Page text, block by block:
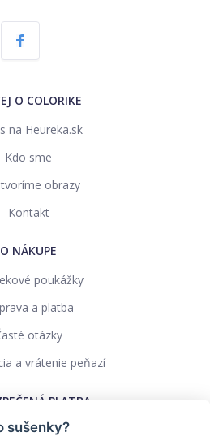
O COLORIKE
na Heureka.sk
Kdo sme
obrazy
Kontakt
O NÁKUPE
poukážky
a platba
otázky
a vrátenie peňazí
PLATBA
sušenky?